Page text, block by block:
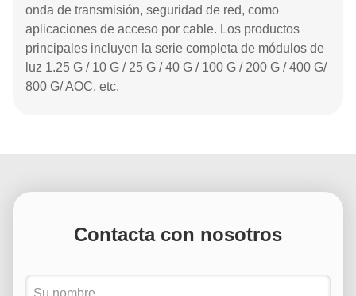
onda de transmisión, seguridad de red, como
aplicaciones de acceso por cable. Los productos
principales incluyen la serie completa de módulos de
luz 1.25 G / 10 G / 25 G / 40 G / 100 G / 200 G / 400 G/
800 G/ AOC, etc.
Contacta con nosotros